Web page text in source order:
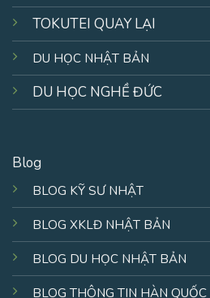
TOKUTEI QUAY LẠI
DU HỌC NHẬT BẢN
DU HỌC NGHỀ ĐỨC
Blog
BLOG KỸ SƯ NHẬT
BLOG XKLĐ NHẬT BẢN
BLOG DU HỌC NHẬT BẢN
BLOG THÔNG TIN HÀN QUỐC